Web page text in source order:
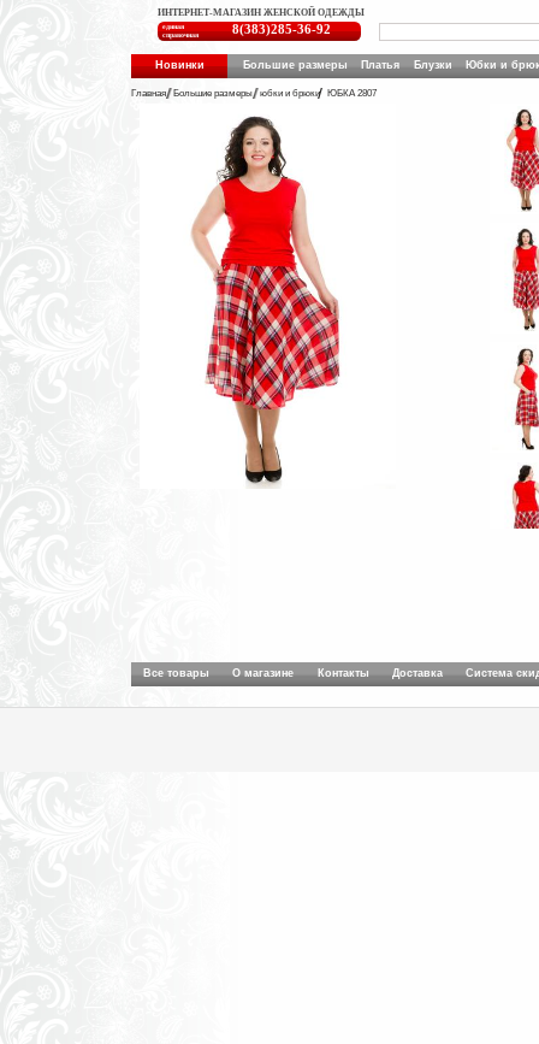
ИНТЕРНЕТ-МАГАЗИН ЖЕНСКОЙ ОДЕЖДЫ
единая
справочная
8(383)285-36-92
Новинки Большие размеры Платья Блузки Юбки и
Главная Большие размеры юбки и брюки ЮБКА 2807
Все товары О магазине Контакты Доставка Система